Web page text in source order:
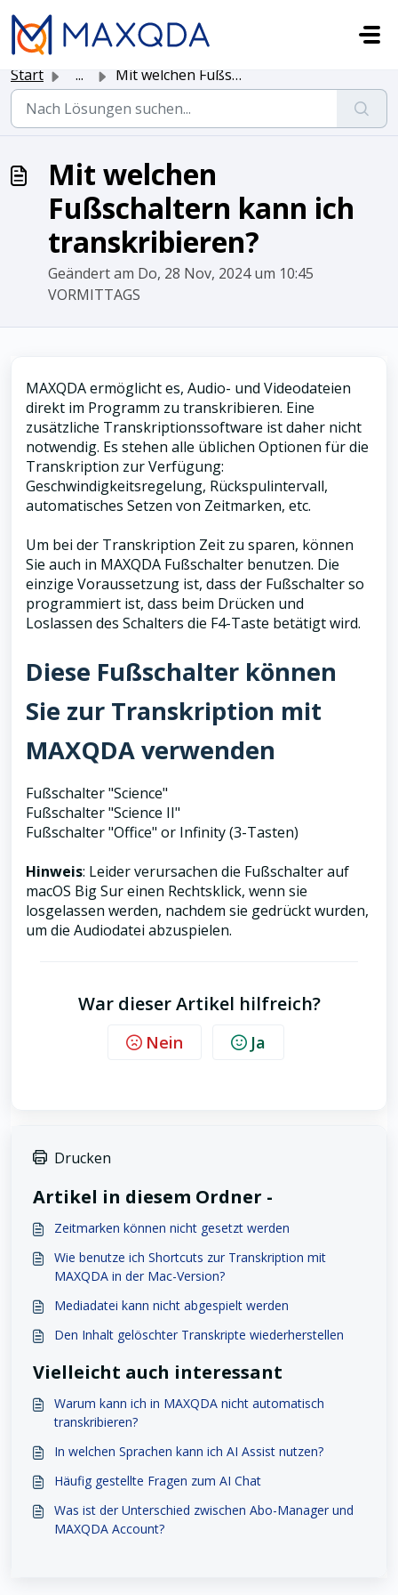
Zum hauptsächlichen Inhalt gehen
Start ... Mit welchen Fußschaltern kann ich transkribieren?
Mit welchen
Fußschaltern kann ich
transkribieren?
Geändert am Do, 28 Nov, 2024 um 10:45
VORMITTAGS
MAXQDA ermöglicht es, Audio- und Videodateien
direkt im Programm zu transkribieren. Eine
zusätzliche Transkriptionssoftware ist daher nicht
notwendig. Es stehen alle üblichen Optionen für die
Transkription zur Verfügung:
Geschwindigkeitsregelung, Rückspulintervall,
automatisches Setzen von Zeitmarken, etc.
Um bei der Transkription Zeit zu sparen, können
Sie auch in MAXQDA Fußschalter benutzen. Die
einzige Voraussetzung ist, dass der Fußschalter so
programmiert ist, dass beim Drücken und
Loslassen des Schalters die F4-Taste betätigt wird.
Diese Fußschalter können
Sie zur Transkription mit
MAXQDA verwenden
Fußschalter "Science"
Fußschalter "Science II"
Fußschalter "Office" or Infinity (3-Tasten)
Hinweis: Leider verursachen die Fußschalter auf
macOS Big Sur einen Rechtsklick, wenn sie
losgelassen werden, nachdem sie gedrückt wurden,
um die Audiodatei abzuspielen.
War dieser Artikel hilfreich?
Nein Ja
Drucken
Artikel in diesem Ordner -
Zeitmarken können nicht gesetzt werden
Wie benutze ich Shortcuts zur Transkription mit
MAXQDA in der Mac-Version?
Mediadatei kann nicht abgespielt werden
Den Inhalt gelöschter Transkripte wiederherstellen
Vielleicht auch interessant
Warum kann ich in MAXQDA nicht automatisch
transkribieren?
In welchen Sprachen kann ich AI Assist nutzen?
Häufig gestellte Fragen zum AI Chat
Was ist der Unterschied zwischen Abo-Manager und
MAXQDA Account?